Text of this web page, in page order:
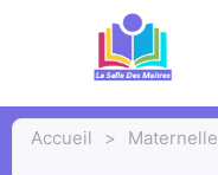
Accueil > Maternelle